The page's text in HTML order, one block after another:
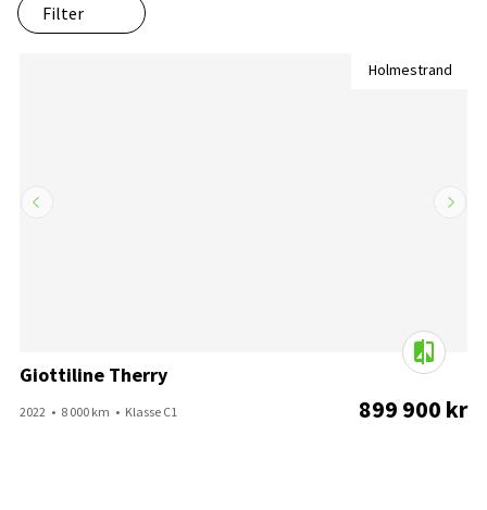
Filter
Holmestrand
Giottiline Therry
2022 8 000 km Klasse C1 899 900 kr